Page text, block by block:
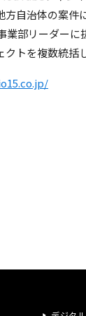
自治体の案件
業部リーダー
トを複数統括